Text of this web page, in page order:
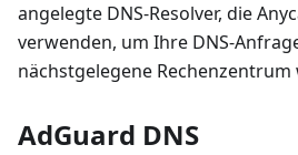
angelegte DNS-Resolver, die
verwenden, um Ihre DNS-
nächstgelegene
AdGuard DNS